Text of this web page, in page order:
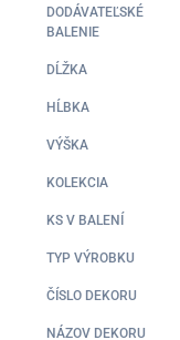
DODÁVATEĽSKÉ
BALENIE
DĹŽKA
HĹBKA
VÝŠKA
KOLEKCIA
KS V BALENÍ
TYP VÝROBKU
ČÍSLO DEKORU
NÁZOV DEKORU